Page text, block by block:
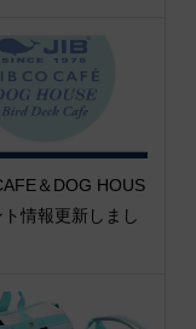
＆DOG HOUS
情報更新しまし